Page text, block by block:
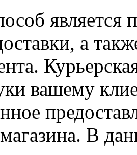
является
а
вашему
В